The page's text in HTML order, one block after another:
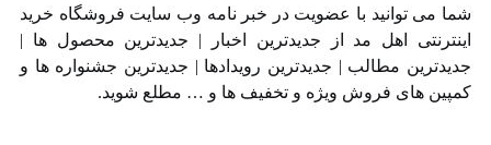
می توانید با عضویت در خبر نامه وب سایت فروشگاه خرید
اهل مد از جدیدترین اخبار | جدیدترین محصول ها |
مطالب | جدیدترین رویدادها | جدیدترین جشنواره ها و
های فروش ویژه و تخفیف ها و … مطلع شوید.